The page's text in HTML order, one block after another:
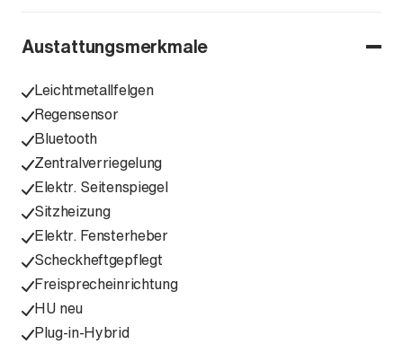
Austattungsmerkmale
Leichtmetallfelgen
Regensensor
Bluetooth
Zentralverriegelung
Elektr. Seitenspiegel
Sitzheizung
Elektr. Fensterheber
Scheckheftgepflegt
Freisprecheinrichtung
HU neu
Plug-in-Hybrid